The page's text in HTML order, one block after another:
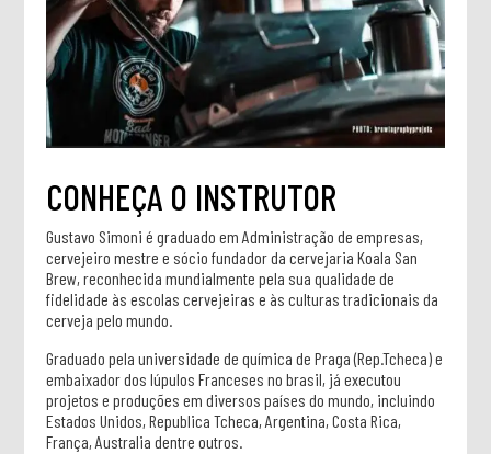
CONHEÇA O INSTRUTOR
Gustavo Simoni é graduado em Administração de empresas,
cervejeiro mestre e sócio fundador da cervejaria Koala San
Brew, reconhecida mundialmente pela sua qualidade de
fidelidade às escolas cervejeiras e às culturas tradicionais da
cerveja pelo mundo.
Graduado pela universidade de química de Praga (Rep.Tcheca) e
embaixador dos lúpulos Franceses no brasil, já executou
projetos e produções em diversos países do mundo, incluindo
Estados Unidos, Republica Tcheca, Argentina, Costa Rica,
França, Australia dentre outros.